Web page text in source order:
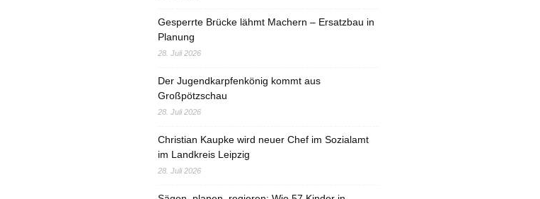
Gesperrte Brücke lähmt Machern – Ersatzbau in
Planung
28. Juli 2026
Der Jugendkarpfenkönig kommt aus
Großpötzschau
28. Juli 2026
Christian Kaupke wird neuer Chef im Sozialamt
im Landkreis Leipzig
28. Juli 2026